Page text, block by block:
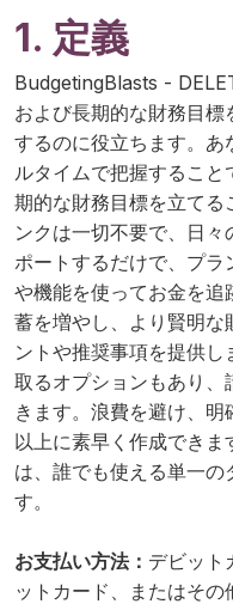
1. 定義
BudgetingBlasts -
および長期的な財務目
するのに役立ちます。あ
ルタイムで把握するこ
期的な財務目標を立てる
ンクは一切不要で、日
ポートするだけで、プ
や機能を使ってお金を
蓄を増やし、より賢明な
ントや推奨事項を提供
取るオプションもあり
きます。浪費を避け、
以上に素早く作成でき
は、誰でも使える単一の
す。
お支払い方法： デビット
ットカード、またはそ